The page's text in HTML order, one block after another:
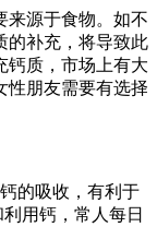
来源于食物。如不
的补充，将导致此
钙质，市场上有大
性朋友需要有选择
的吸收，有利于
用钙，常人每日